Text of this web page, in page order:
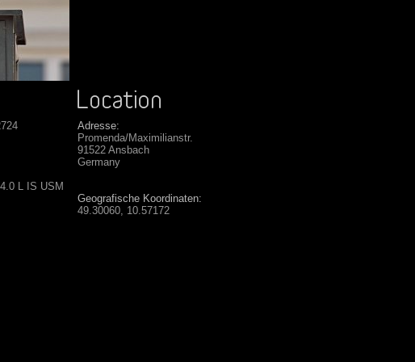
L IS USM
Adresse:
Promenda/Maximilianstr.
91522 Ansbach
Germany
Geografische Koordinaten:
49.30060, 10.57172